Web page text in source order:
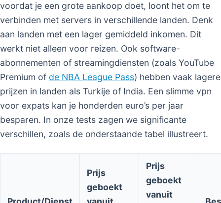
voordat je een grote aankoop doet, loont het om te
verbinden met servers in verschillende landen. Denk
aan landen met een lager gemiddeld inkomen. Dit
werkt niet alleen voor reizen. Ook software-
abonnementen of streamingdiensten (zoals YouTube
Premium of de NBA League Pass) hebben vaak lagere
prijzen in landen als Turkije of India. Een slimme vpn
voor expats kan je honderden euro’s per jaar
besparen. In onze tests zagen we significante
verschillen, zoals de onderstaande tabel illustreert.
Prijs
geboekt
Prijs
geboekt
vanuit